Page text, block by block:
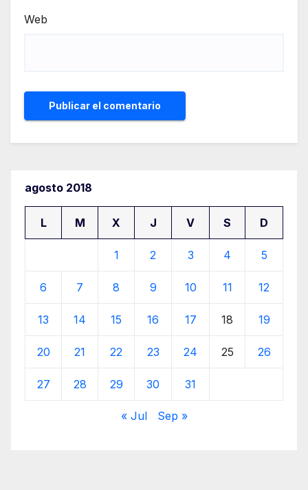
Web
agosto 2018
L M X J V S D
1 2 3 4 5
6 7 8 9 10 11 12
13 14 15 16 17 18 19
20 21 22 23 24 25 26
27 28 29 30 31
« Jul Sep »